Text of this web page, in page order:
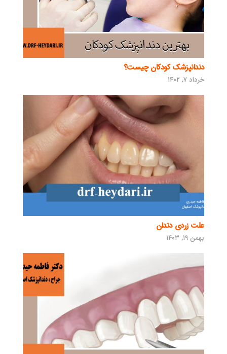
دندانپزشک کودکان چیست؟
خرداد ۷, ۱۴۰۲
علت زردی دندان
بهمن ۱۹, ۱۴۰۳